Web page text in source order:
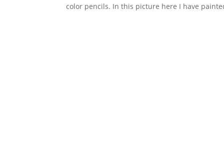
color pencils. In this picture here I have